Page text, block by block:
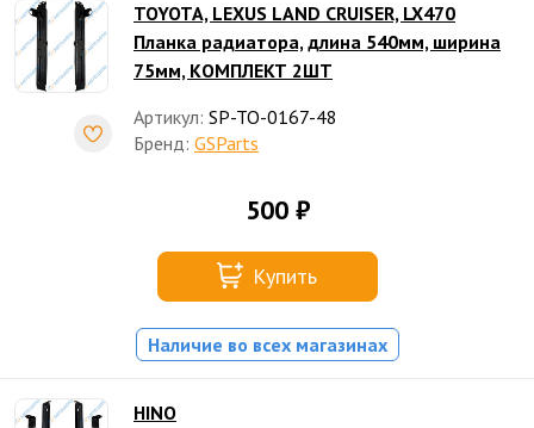
TOYOTA, LEXUS LAND CRUISER, LX470
Планка радиатора, длина 540мм, ширина
75мм, КОМПЛЕКТ 2ШТ
Артикул: SP-TO-0167-48
Бренд: GSParts
500 ₽
Купить
Наличие во всех магазинах
HINO